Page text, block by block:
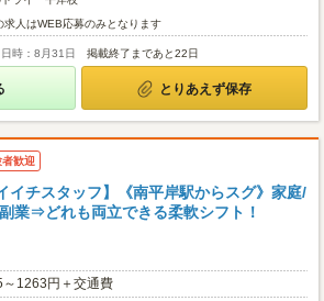
人はWEB応募のみとなります
時：8月31日 掲載終了まであと22日
とりあえず保存
歓迎
イチスタッフ】《南平岸駅からスグ》家庭/
業⇒どれも両立できる柔軟シフト！
1263円＋交通費